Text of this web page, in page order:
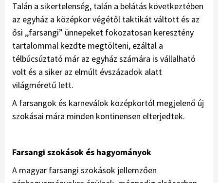
Talán a sikertelenség, talán a belátás következtében
az egyház a középkor végétől taktikát váltott és az
ősi ,,farsangi” ünnepeket fokozatosan keresztény
tartalommal kezdte megtölteni, ezáltal a
télbúcsúztató már az egyház számára is vállalható
volt és a siker az elmúlt évszázadok alatt
világméretű lett.
A farsangok és karneválok középkortól megjelenő új
szokásai mára minden kontinensen elterjedtek.
Farsangi szokások és hagyományok
A magyar farsangi szokások jellemzően